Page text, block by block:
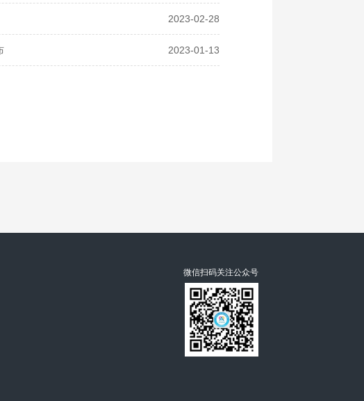
2023-02-28
2023-01-13
微信扫码关注公众号